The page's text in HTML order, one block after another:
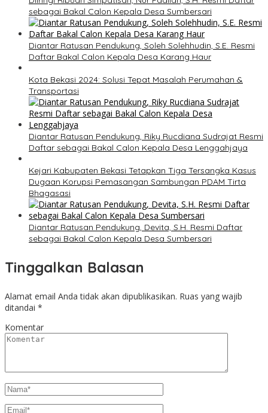
sebagai Bakal Calon Kepala Desa Sumbersari
Diantar Ratusan Pendukung, Soleh Solehhudin, S.E. Resmi
Daftar Bakal Calon Kepala Desa Karang Haur
Kota Bekasi 2024: Solusi Tepat Masalah Perumahan &
Transportasi
Diantar Ratusan Pendukung, Riky Rucdiana Sudrajat Resmi
Daftar sebagai Bakal Calon Kepala Desa Lenggahjaya
Kejari Kabupaten Bekasi Tetapkan Tiga Tersangka Kasus
Dugaan Korupsi Pemasangan Sambungan PDAM Tirta
Bhagasasi
Diantar Ratusan Pendukung, Devita, S.H. Resmi Daftar
sebagai Bakal Calon Kepala Desa Sumbersari
Tinggalkan Balasan
Alamat email Anda tidak akan dipublikasikan. Ruas yang wajib
ditandai *
Komentar